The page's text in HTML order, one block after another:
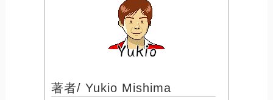
著者/ Yukio Mishima